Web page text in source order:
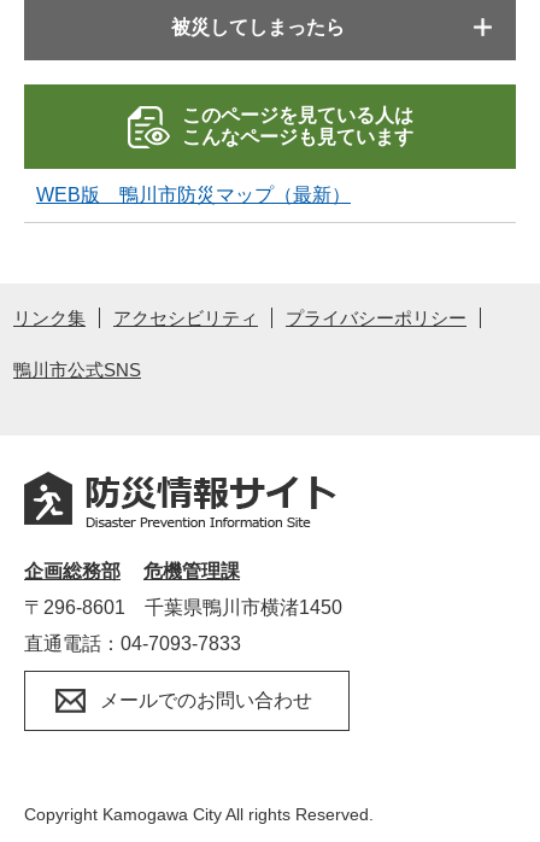
被災してしまったら
このページを見ている人は
こんなページも見ています
WEB版 鴨川市防災マップ（最新）
リンク集 アクセシビリティ プライバシーポリシー
鴨川市公式SNS
企画総務部
危機管理課
〒296‐8601 千葉県鴨川市横渚1450
直通電話：04‐7093‐7833
メールでのお問い合わせ
Copyright Kamogawa City All rights Reserved.